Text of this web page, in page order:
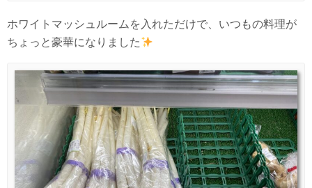
ホワイトマッシュルームを入れただけで、いつもの料理が
ちょっと豪華になりました